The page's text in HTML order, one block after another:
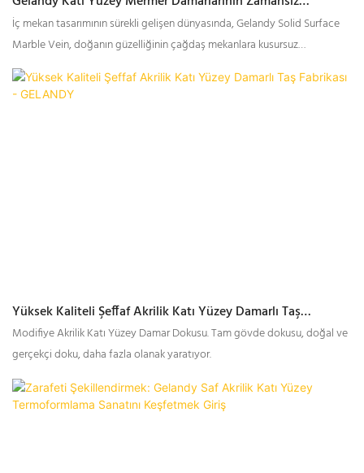
Zarafetini Keşfetmek
İç mekan tasarımının sürekli gelişen dünyasında, Gelandy Solid Surface
Marble Vein, doğanın güzelliğinin çağdaş mekanlara kusursuz
entegrasyonunun bir kanıtı olarak öne çıkıyor. Gelandy'nin mermer
damarının doğal cazibesi, hem konut hem de ticari ortamları zamansız
Yüksek Kaliteli Şeffaf Akrilik Katı Yüzey Damarlı Taş
Fabrikası - GELANDY
Modifiye Akrilik Katı Yüzey Damar Dokusu. Tam gövde dokusu, doğal ve
gerçekçi doku, daha fazla olanak yaratıyor.